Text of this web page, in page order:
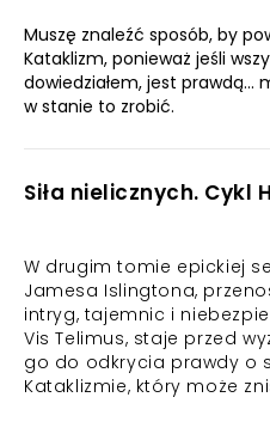
Muszę znaleźć sposób, by
Kataklizm, ponieważ jeśli
dowiedziałem, jest
w stanie to zrobić.
Siła nielicznych. Cykl
W drugim tomie epickiej
Jamesa Islingtona,
intryg, tajemnic i
Vis Telimus, staje przed
go do odkrycia prawdy o
Kataklizmie, który może